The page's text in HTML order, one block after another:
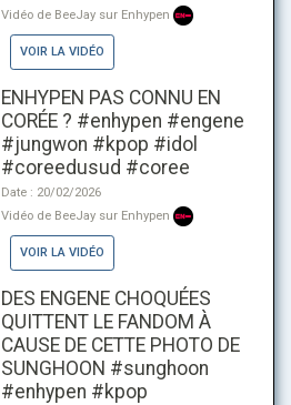
Vidéo de BeeJay sur Enhypen
VOIR LA VIDÉO
ENHYPEN PAS CONNU EN
CORÉE ? #enhypen #engene
#jungwon #kpop #idol
#coreedusud #coree
Date : 20/02/2026
Vidéo de BeeJay sur Enhypen
VOIR LA VIDÉO
DES ENGENE CHOQUÉES
QUITTENT LE FANDOM À
CAUSE DE CETTE PHOTO DE
SUNGHOON #sunghoon
#enhypen #kpop